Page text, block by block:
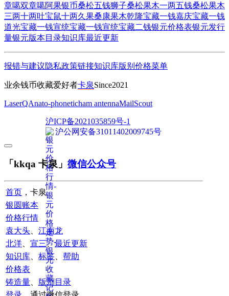
章噶双章噶阿果银币桑松五钱狮子桑松果木一两五钱桑松果木
三两十两吐宝鼠十两久果桑康果木乾隆宝藏一钱嘉庆宝藏一钱
道光宝藏一钱宣统宝藏一钱宣统宝藏二钱银元价格表银元发行
量银元版本目录知识库最近更新
报错与建议隐私政策链接知识库版别 价格菜单
业余钱币收藏爱好者卡泉Since2021
LaserQAnato-phoneticham antennaMailScout
沪ICP备2021035859号-1
沪公网安备31011402009745号
「kkqa 卡泉」 微信公众号
首页 ，卡泉
银圆账本
价格行情
袁大头
江南龙
北洋
宣三、最近更新
知识库
标签
帮助
价格表
铸造量
版别目录